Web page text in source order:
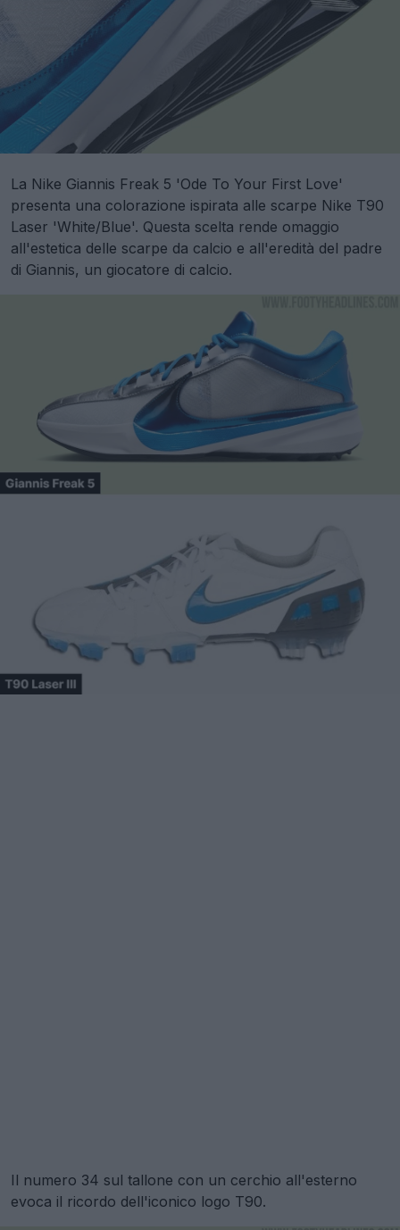
La Nike Giannis Freak 5 'Ode To Your First Love'
presenta una colorazione ispirata alle scarpe Nike T90
Laser 'White/Blue'. Questa scelta rende omaggio
all'estetica delle scarpe da calcio e all'eredità del padre
di Giannis, un giocatore di calcio.
Il numero 34 sul tallone con un cerchio all'esterno
evoca il ricordo dell'iconico logo T90.